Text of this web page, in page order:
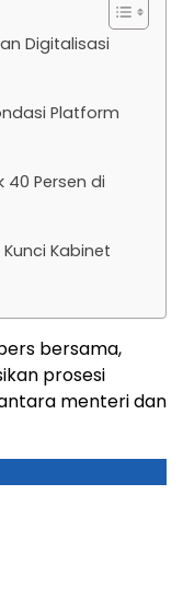
Digitalisasi
Platform
40 Persen di
Kabinet
bersama,
prosesi
menteri dan